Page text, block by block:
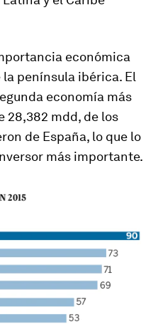
económica
península ibérica. El
economía más
28,382 mdd, de los
de España, lo que lo
más importante.